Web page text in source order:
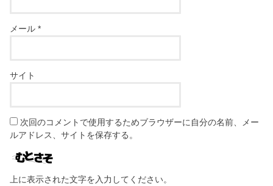
メール*
サイト
次回のコメントで使用するためブラウザーに自分の名前、メー
ルアドレス、サイトを保存する。
上に表示された文字を入力してください。